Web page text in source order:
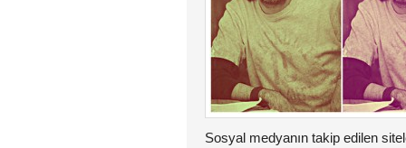
Sosyal medyanın takip edilen